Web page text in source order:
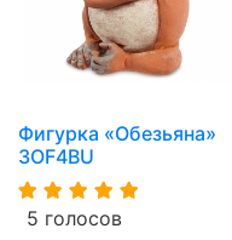
Фигурка «Обезьяна»
3OF4BU
5 голосов